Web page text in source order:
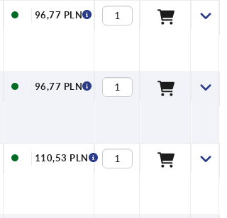
81 48 M5
96,77 PLN
81 48 M5
96,77 PLN
96 60 M6
110,53 PLN